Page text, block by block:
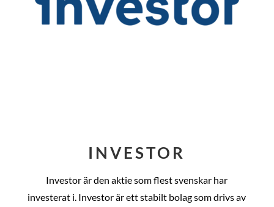
INVESTOR
Investor är den aktie som flest svenskar har
investerat i. Investor är ett stabilt bolag som drivs av